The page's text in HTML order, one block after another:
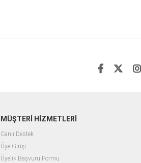
MÜŞTERİ HİZMETLERİ
Canlı Destek
Üye Girişi
Üyelik Başvuru Formu